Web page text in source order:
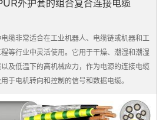
外护套的组合复合连接电缆
缆非常适合在工业机器人、电缆链或机器和工
等行业中灵活使用。 它用于干燥、潮湿和潮湿
及低温下的高机械应力，作为电源的连接电缆
于电机转向和控制的信号和数据电缆。